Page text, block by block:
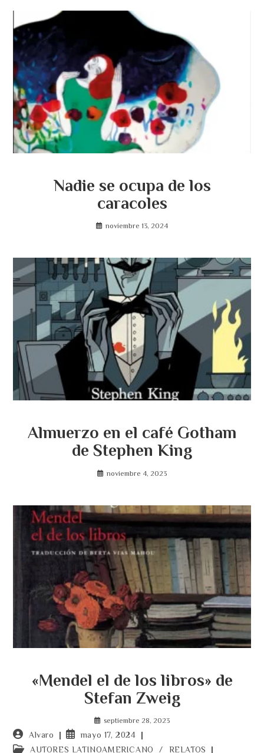
Nadie se ocupa de los
caracoles
noviembre 13, 2024
Almuerzo en el café Gotham
de Stephen King
noviembre 4, 2023
«Mendel el de los libros» de
Stefan Zweig
septiembre 28, 2023
Autor
de
Alvaro
Publicación
de
mayo 17, 2024
Categoría
AUTORES LATINOAMERICANO / RELATOS